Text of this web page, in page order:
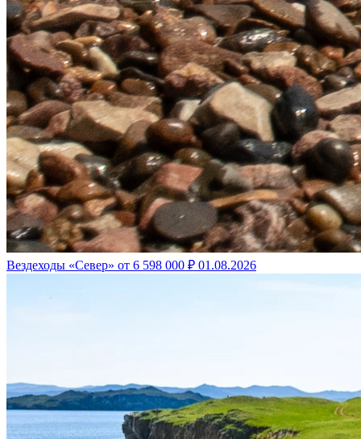
Вездеходы «Север» от 6 598 000 ₽ 01.08.2026